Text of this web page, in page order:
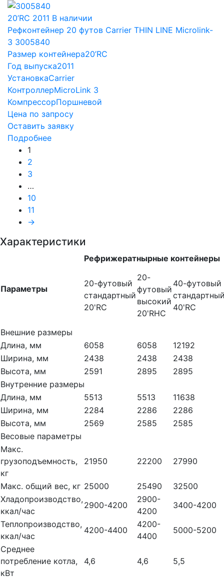
20’RC 2011 В наличии
Рефконтейнер 20 футов Carrier THIN LINE Microlink-
3 3005840
Размер контейнера20’RC
Год выпуска2011
УстановкаCarrier
КонтроллерMicroLink 3
КомпрессорПоршневой
Цена по запросу
Оставить заявку
Подробнее
1
2
3
…
10
11
→
Характеристики
Параметры
Рефрижератнырные контейнеры
20-футовый
стандартный
20'RC
20-
футовый
высокий
20'RHC
40-футовый
40'RC
Внешние размеры
Длина, мм
6058 6058
12192
Ширина, мм
2438 2438
2438
Высота, мм
2591 2895
2895
Внутренние размеры
Длина, мм
5513 5513
11638
Ширина, мм
2284 2286
2286
Высота, мм
2569 2585
2585
Весовые параметры
Макс.
грузоподъемность,
кг
21950 22200 27990
Макс. общий вес, кг 25000 25490
32500
Хладопроизводство,
ккал/час
2900-4200
2900-
4200
3400-4200
Теплопроизводство,
ккал/час
4200-4400
4200-
4400
5000-5200
Среднее
потребление котла,
кВт
4,6 4,6 5,5